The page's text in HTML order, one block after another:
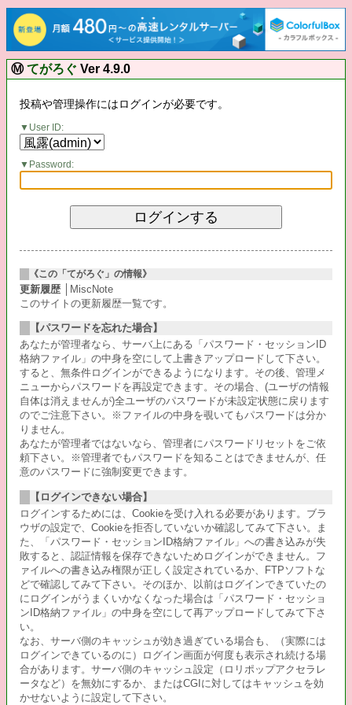
Ⓜてがろぐ Ver 4.9.0
投稿や管理操作にはログインが必要です。
User ID:
Password:
《この「てがろぐ」の情報》
更新履歴 │MiscNote
このサイトの更新履歴一覧です。
【パスワードを忘れた場合】
あなたが管理者なら、サーバ上にある「パスワード・セッションID
格納ファイル」の中身を空にして上書きアップロードして下さい。
すると、無条件ログインができるようになります。その後、管理メ
ニューからパスワードを再設定できます。その場合、(ユーザの情報
自体は消えませんが)全ユーザのパスワードが未設定状態に戻ります
のでご注意下さい。※ファイルの中身を覗いてもパスワードは分か
りません。
あなたが管理者ではないなら、管理者にパスワードリセットをご依
頼下さい。※管理者でもパスワードを知ることはできませんが、任
意のパスワードに強制変更できます。
【ログインできない場合】
ログインするためには、Cookieを受け入れる必要があります。ブラ
ウザの設定で、Cookieを拒否していないか確認してみて下さい。ま
た、「パスワード・セッションID格納ファイル」への書き込みが失
敗すると、認証情報を保存できないためログインができません。フ
ァイルへの書き込み権限が正しく設定されているか、FTPソフトな
どで確認してみて下さい。そのほか、以前はログインできていたの
にログインがうまくいかなくなった場合は「パスワード・セッショ
ンID格納ファイル」の中身を空にして再アップロードしてみて下さ
い。
なお、サーバ側のキャッシュが効き過ぎている場合も、（実際には
ログインできているのに）ログイン画面が何度も表示され続ける場
合があります。サーバ側のキャッシュ設定（ロリポップアクセラレ
ータなど）を無効にするか、またはCGIに対してはキャッシュを効
かせないように設定して下さい。